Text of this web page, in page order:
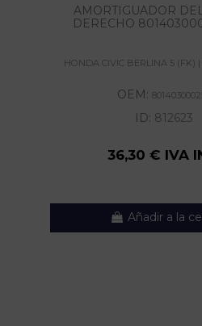
AMORTIGUADOR
DERECHO
HONDA CIVIC BERLINA 5 (FK) |
OEM:
ID: 812623
36,30 € IVA
Añadir a la